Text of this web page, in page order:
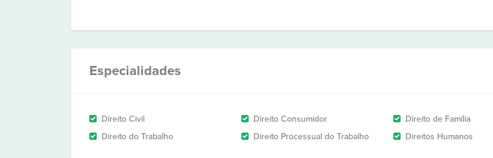
Especialidades
Direito Civil Direito Consumidor
Direito de Família
Direito do Trabalho
Direito Processual do Trabalho Direitos Humanos